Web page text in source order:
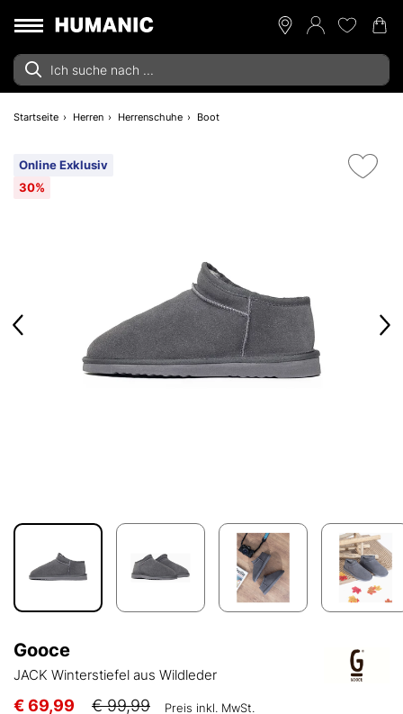
Startseite Herren Herrenschuhe Boot
Online Exklusiv
30%
Gooce
JACK Winterstiefel aus Wildleder
€ 69,99 € 99,99 Preis inkl. MwSt.